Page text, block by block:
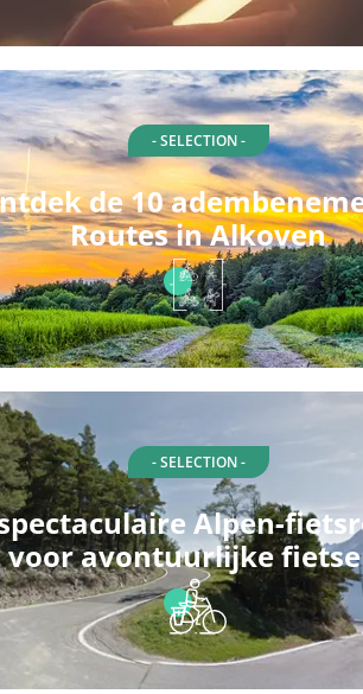
- SELECTION -
de 10
Routes in Alkoven
- SELECTION -
Alpen-
voor avontuurlijke